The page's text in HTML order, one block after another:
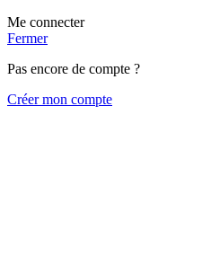
Me connecter
Fermer
Pas encore de compte ?
Créer mon compte